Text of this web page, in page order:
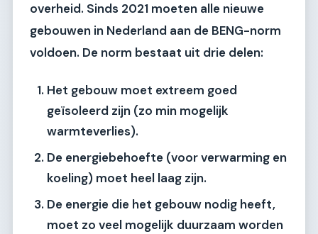
overheid. Sinds 2021 moeten alle nieuwe
gebouwen in Nederland aan de BENG-norm
voldoen. De norm bestaat uit drie delen:
Het gebouw moet extreem goed
geïsoleerd zijn (zo min mogelijk
warmteverlies).
De energiebehoefte (voor verwarming en
koeling) moet heel laag zijn.
De energie die het gebouw nodig heeft,
moet zo veel mogelijk duurzaam worden